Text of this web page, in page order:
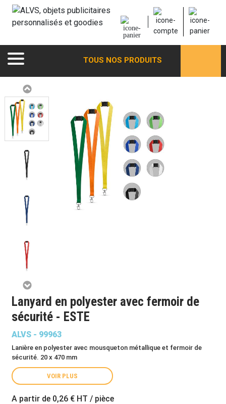
TOUS NOS PRODUITS
Lanyard en polyester avec fermoir de
sécurité - ESTE
ALVS - 99963
Lanière en polyester avec mousqueton métallique et fermoir de
sécurité. 20 x 470 mm
VOIR PLUS
A partir de 0,26 € HT / pièce